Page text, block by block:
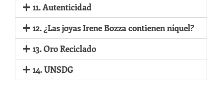
11. Autenticidad
12. ¿Las joyas Irene Bozza contienen níquel?
13. Oro Reciclado
14. UNSDG